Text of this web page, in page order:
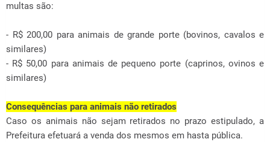
multas são:
- R$ 200,00 para animais de grande porte (bovinos, cavalos e
similares)
- R$ 50,00 para animais de pequeno porte (caprinos, ovinos e
similares)
Consequências para animais não retirados
Caso os animais não sejam retirados no prazo estipulado, a
Prefeitura efetuará a venda dos mesmos em hasta pública.